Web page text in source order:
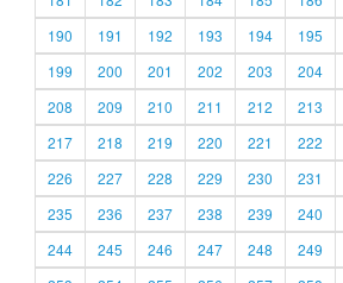
190
191 192 193 194 195
199
200 201 202 203 204
208
209 210 211 212 213
217
218 219 220 221 222
226
227 228 229 230 231
235
236 237 238 239 240
244
245 246 247 248 249